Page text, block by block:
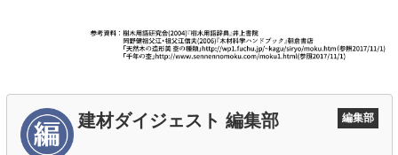
建材ダイジェスト 編集部 編集部